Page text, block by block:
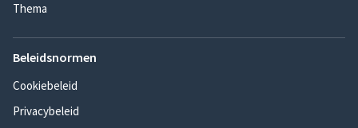
Thema
Beleidsnormen
Cookiebeleid
Privacybeleid